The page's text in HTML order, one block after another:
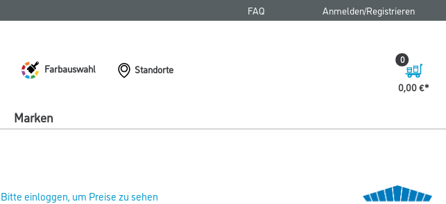
FAQ Anmelden/Registrieren
Farbauswahl
Standorte
0,00 €
0
Marken
Bitte einloggen, um Preise zu sehen